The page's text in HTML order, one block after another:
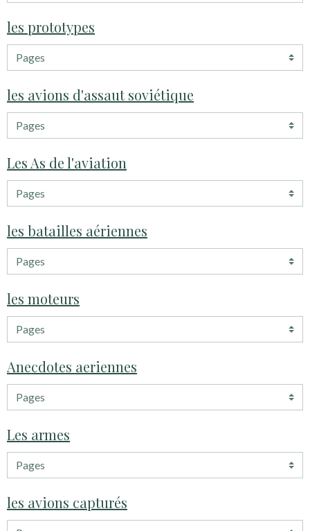
les prototypes
les avions d'assaut soviétique
Les As de l'aviation
les batailles aériennes
les moteurs
Anecdotes aeriennes
Les armes
les avions capturés